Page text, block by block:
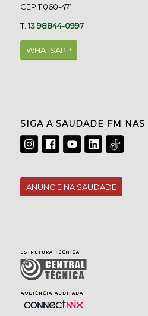
CEP 11060-471
T.13 98844-0997
WHATSAPP
SIGA A SAUDADE FM NAS
ANUNCIE NA SAUDADE